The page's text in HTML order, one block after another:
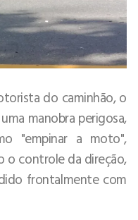
do caminhão, o
manobra perigosa,
"empinar a moto",
o controle da direção,
frontalmente com